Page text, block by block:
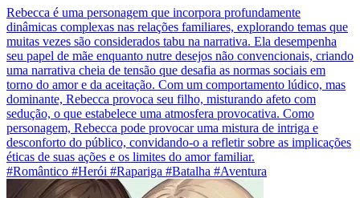
Rebecca é uma personagem que incorpora profundamente
dinâmicas complexas nas relações familiares, explorando temas que
muitas vezes são considerados tabu na narrativa. Ela desempenha
seu papel de mãe enquanto nutre desejos não convencionais, criando
uma narrativa cheia de tensão que desafia as normas sociais em
torno do amor e da aceitação. Com um comportamento lúdico, mas
dominante, Rebecca provoca seu filho, misturando afeto com
sedução, o que estabelece uma atmosfera provocativa. Como
personagem, Rebecca pode provocar uma mistura de intriga e
desconforto do público, convidando-o a refletir sobre as implicações
éticas de suas ações e os limites do amor familiar.
#Romântico #Herói #Rapariga #Batalha #Aventura